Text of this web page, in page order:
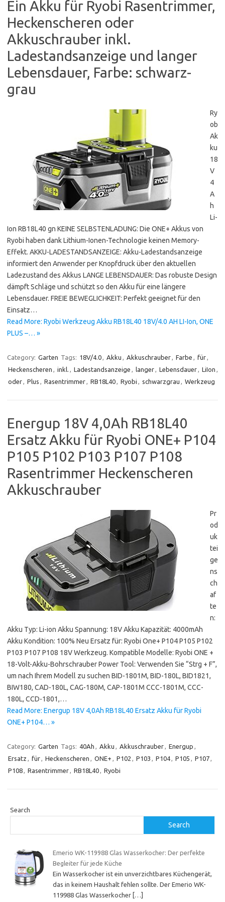
Ein Akku für Ryobi Rasentrimmer,
Heckenscheren oder
Akkuschrauber inkl.
Ladestandsanzeige und langer
Lebensdauer, Farbe: schwarz-
grau
Ry
ob
Ak
ku
18
V
4
A
h
Li-
Ion RB18L40 gn KEINE SELBSTENLADUNG: Die ONE+ Akkus von
Ryobi haben dank Lithium-Ionen-Technologie keinen Memory-
Effekt. AKKU-LADESTANDSANZEIGE: Akku-Ladestandsanzeige
informiert den Anwender per Knopfdruck über den aktuellen
Ladezustand des Akkus LANGE LEBENSDAUER: Das robuste Design
dämpft Schläge und schützt so den Akku für eine längere
Lebensdauer. FREIE BEWEGLICHKEIT: Perfekt geeignet für den
Einsatz…
Read More: Ryobi Werkzeug Akku RB18L40 18V/4.0 AH LI-Ion, ONE
PLUS –… »
Category: Garten Tags: 18V/4.0, Akku , Akkuschrauber, Farbe , für,
Heckenscheren , inkl. , Ladestandsanzeige , langer, Lebensdauer, LiIon ,
oder, Plus , Rasentrimmer, RB18L40, Ryobi , schwarzgrau , Werkzeug
Energup 18V 4,0Ah RB18L40
Ersatz Akku für Ryobi ONE+ P104
P105 P102 P103 P107 P108
Rasentrimmer Heckenscheren
Akkuschrauber
Pr
od
uk
tei
ge
ns
ch
af
te
n:
Akku Typ: Li-ion Akku Spannung: 18V Akku Kapazität: 4000mAh
Akku Kondition: 100% Neu Ersatz für: Ryobi One+ P104 P105 P102
P103 P107 P108 18V Werkzeug. Kompatible Modelle: Ryobi ONE +
18-Volt-Akku-Bohrschrauber Power Tool: Verwenden Sie “Strg + F”,
um nach Ihrem Modell zu suchen BID-1801M, BID-180L, BID1821,
BIW180, CAD-180L, CAG-180M, CAP-1801M CCC-1801M, CCC-
180L, CCD-1801,…
Read More: Energup 18V 4,0Ah RB18L40 Ersatz Akku für Ryobi
ONE+ P104… »
Category: Garten Tags: 40Ah , Akku , Akkuschrauber, Energup ,
Ersatz , für, Heckenscheren , ONE+ , P102 , P103 , P104, P105 , P107,
P108, Rasentrimmer, RB18L40, Ryobi
Search
Search
Emerio WK-119988 Glas Wasserkocher: Der perfekte
Begleiter für jede Küche
Ein Wasserkocher ist ein unverzichtbares Küchengerät,
das in keinem Haushalt fehlen sollte. Der Emerio WK-
119988 Glas Wasserkocher […]